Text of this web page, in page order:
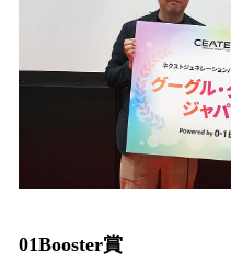
01Booster賞